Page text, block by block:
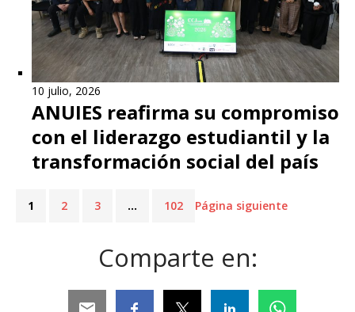
10 julio, 2026
ANUIES reafirma su compromiso
con el liderazgo estudiantil y la
transformación social del país
1 2 3 … 102 Página siguiente
Comparte en: